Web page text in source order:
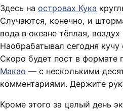
Здесь на островах Кука
Случаются, конечно, и
вода в океане тёплая,
Наобрабатывал сегодня кучу
Скоро будет пост в формате
Макао — с несколькими
комментариями. Держите
Кроме этого за целый день